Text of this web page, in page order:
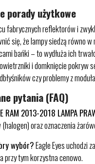
porady użytkowe
fabrycznych reflektorów i
się, że lampy siedzą równo
bańki – to wydłuża ich
i domknięcie pokryw
czy problemy z
pytania (FAQ)
2013-2018 LAMPA
oraz oznaczenia
wybór?Eagle Eyes uchodzi
przy tym korzystna cenowo.